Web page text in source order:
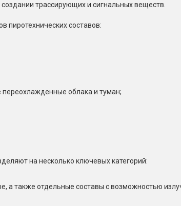
трассирующих и сигнальных веществ.
пиротехнических составов:
переохлажденные облака и туман;
на несколько ключевых категорий:
также отдельные составы с возможностью